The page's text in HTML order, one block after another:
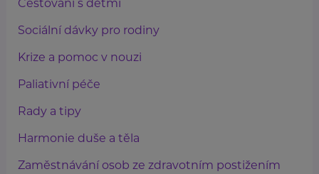
Cestování s dětmi
Sociální dávky pro rodiny
Krize a pomoc v nouzi
Paliativní péče
Rady a tipy
Harmonie duše a těla
Zaměstnávání osob ze zdravotním postižením